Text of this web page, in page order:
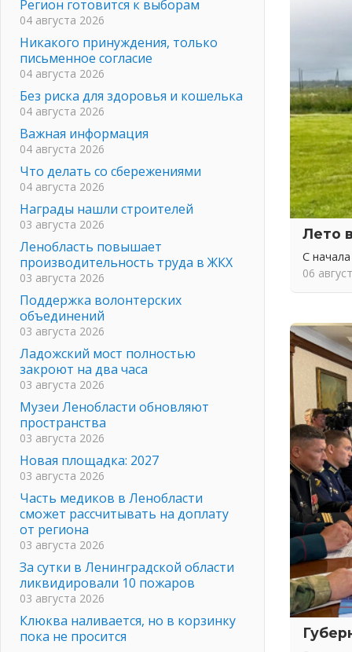
Лето
С
06
Регион готовится к выборам
04 августа 2026
Никакого принуждения, только
письменное согласие
04 августа 2026
Без риска для здоровья и кошелька
04 августа 2026
Важная информация
04 августа 2026
Что делать со сбережениями
04 августа 2026
Награды нашли строителей
03 августа 2026
Ленобласть повышает
производительность труда в ЖКХ
03 августа 2026
Поддержка волонтерских
объединений
03 августа 2026
Ладожский мост полностью
закроют на два часа
03 августа 2026
Музеи Ленобласти обновляют
пространства
03 августа 2026
Новая площадка: 2027
03 августа 2026
Часть медиков в Ленобласти
сможет рассчитывать на доплату
от региона
03 августа 2026
За сутки в Ленинградской области
ликвидировали 10 пожаров
03 августа 2026
Клюква наливается, но в корзинку
пока не просится